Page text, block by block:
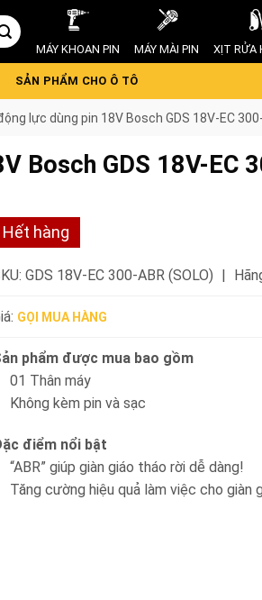
MÁY KHOAN PIN MÁY MÀI PIN XỊT RỬA
SẢN PHẨM CHO Ô TÔ
lực dùng pin 18V Bosch GDS 18V-EC
Bosch GDS 18V-EC
Hết hàng
GDS 18V-EC 300-ABR (SOLO)
GỌI MUA HÀNG
phẩm được mua bao gồm
01 Thân máy
Không kèm pin và sạc
điểm nổi bật
“ABR” giúp giàn giáo tháo rời dễ dàng!
Tăng cường hiệu quả làm việc cho giàn